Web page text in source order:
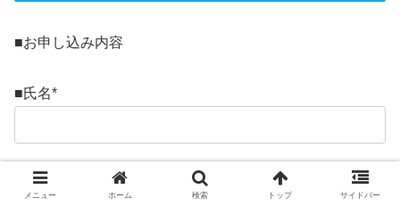
■お申し込み内容
■氏名*
■E-mail
メニュー ホーム 検索 トップ サイドバー